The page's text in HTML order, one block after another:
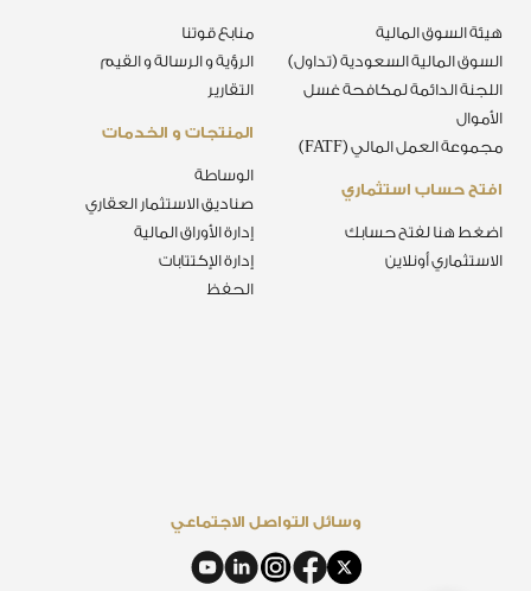
المنتجات و الخدمات
الوساطة
صناديق الاستثمار العقاري
إدارة الأوراق المالية
إدارة الإكتتابات
الحفظ
منابع قوتنا
الرؤية و الرسالة و القيم
التقارير
افتح حساب استثماري
اضغط هنا لفتح حسابك
الاستثماري أونلاين
هيئة السوق المالية
السوق المالية السعودية (تداول)
اللجنة الدائمة لمكافحة غسل
الأموال
مجموعة العمل المالي (FATF)
وسائل التواصل الاجتماعي